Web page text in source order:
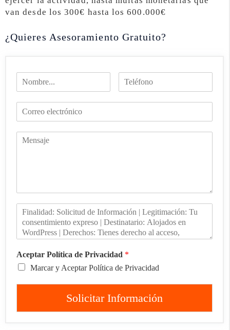
van desde los 300€ hasta los 600.000€
¿Quieres Asesoramiento Gratuito?
Aceptar Política de Privacidad *
Marcar y Aceptar Política de Privacidad
Solicitar Información